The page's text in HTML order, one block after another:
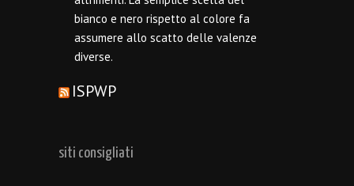
bianco e nero rispetto al colore fa
assumere allo scatto delle valenze
diverse.
ISPWP
siti consigliati